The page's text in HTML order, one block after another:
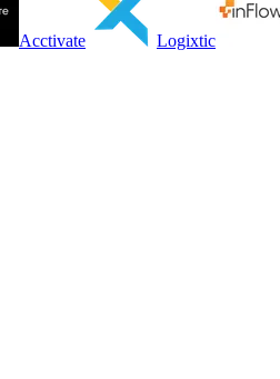
Acctivate Logixtic